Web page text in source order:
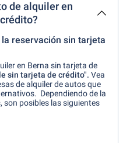
de alquiler en
reservación sin tarjeta
en Berna sin tarjeta de
sin tarjeta de crédito". Vea
de alquiler de autos que
Dependiendo de la
son posibles las siguientes